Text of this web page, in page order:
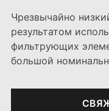
Чрезвычайно
результатом
фильтрующих
большой